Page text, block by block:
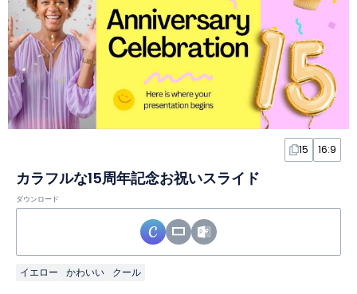
15 16:9
カラフルな15周年記念お祝いスライド
ダウンロード
イエロー かわいい クール